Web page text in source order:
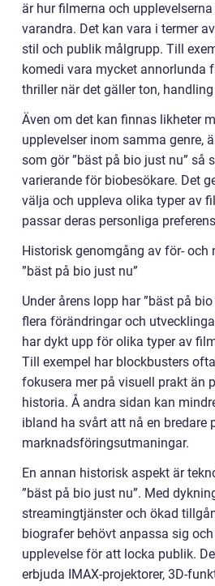
är hur filmerna och
varandra. Det kan vara i termer
stil och publik målgrupp. Till
komedi vara mycket annorlunda
thriller när det gäller ton,
Även om det kan finnas likheter
upplevelser inom samma genre,
som gör ”bäst på bio just nu” så
varierande för biobesökare. Det
välja och uppleva olika typer av
passar deras personliga
Historisk genomgång av för- och
”bäst på bio just nu”
Under årens lopp har ”bäst på
flera förändringar och
har dykt upp för olika typer av
Till exempel har blockbusters
fokusera mer på visuell prakt än
historia. Å andra sidan kan
ibland ha svårt att nå en bredare
marknadsföringsutmaningar.
En annan historisk aspekt är
”bäst på bio just nu”. Med
streamingtjänster och ökad
biografer behövt anpassa sig
upplevelse för att locka publik.
erbjuda IMAX-projektorer, 3D-